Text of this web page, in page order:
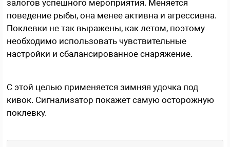
залогов успешного мероприятия. Меняется
поведение рыбы, она менее активна и агрессивна.
Поклевки не так выражены, как летом, поэтому
необходимо использовать чувствительные
настройки и сбалансированное снаряжение.
С этой целью применяется зимняя удочка под
кивок. Сигнализатор покажет самую осторожную
поклевку.